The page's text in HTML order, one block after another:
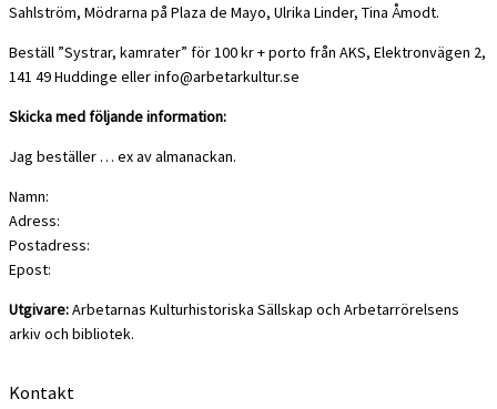
Sahlström, Mödrarna på Plaza de Mayo, Ulrika Linder, Tina Åmodt.
Beställ ”Systrar, kamrater” för 100 kr + porto från AKS, Elektronvägen 2,
141 49 Huddinge eller info@arbetarkultur.se
Skicka med följande information:
Jag beställer … ex av almanackan.
Namn:
Adress:
Postadress:
Epost:
Utgivare:Arbetarnas Kulturhistoriska Sällskap och Arbetarrörelsens
arkiv och bibliotek.
Kontakt